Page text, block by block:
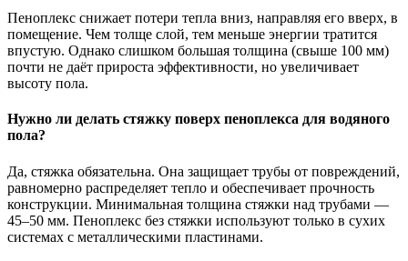
Пеноплекс снижает потери тепла вниз, направляя его вверх, в
помещение. Чем толще слой, тем меньше энергии тратится
впустую. Однако слишком большая толщина (свыше 100 мм)
почти не даёт прироста эффективности, но увеличивает
высоту пола.
Нужно ли делать стяжку поверх пеноплекса для водяного
пола?
Да, стяжка обязательна. Она защищает трубы от повреждений,
равномерно распределяет тепло и обеспечивает прочность
конструкции. Минимальная толщина стяжки над трубами —
45–50 мм. Пеноплекс без стяжки используют только в сухих
системах с металлическими пластинами.